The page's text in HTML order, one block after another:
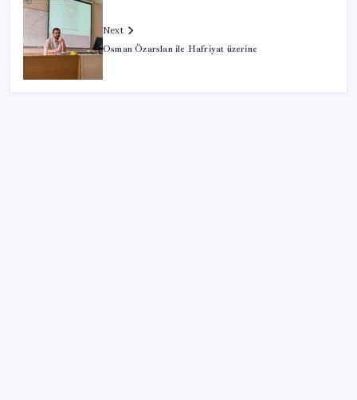
Next
Osman Özarslan ile Hafriyat üzerine